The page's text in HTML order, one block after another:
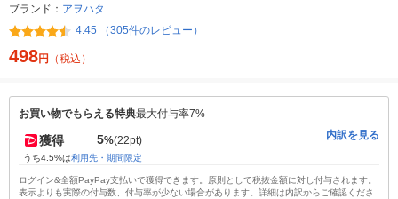
ブランド： アヲハタ
4.45 （305件のレビュー）
498円 （税込）
お買い物でもらえる特典最大付与率7%
獲得 5%(22pt)
うち4.5%は利用先・期間限定
内訳を見る
ログイン&全額PayPay支払いで獲得できます。原則として税抜金額に対し付与されます。
表示よりも実際の付与数、付与率が少ない場合があります。詳細は内訳からご確認くださ